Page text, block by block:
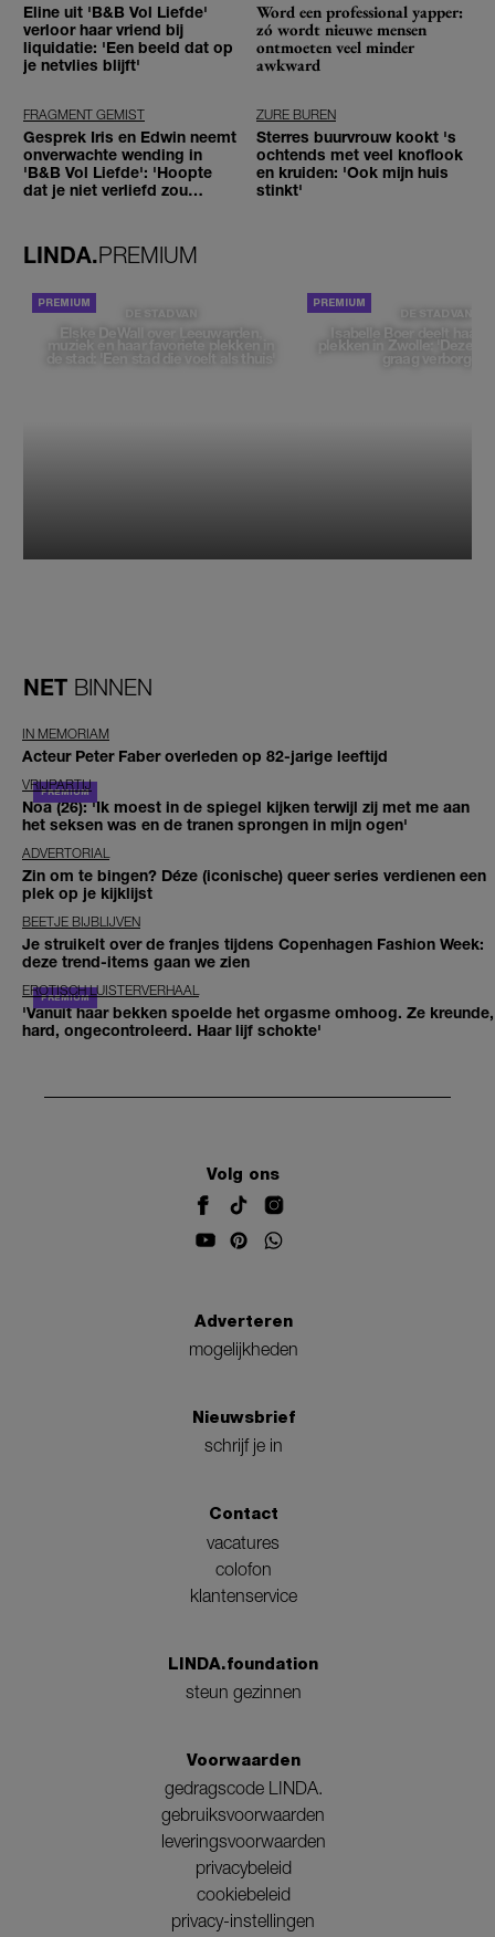
Eline uit 'B&B Vol Liefde'
verloor haar vriend bij
liquidatie: 'Een beeld dat op
je netvlies blijft'
Word een professional yapper:
zó wordt nieuwe mensen
ontmoeten veel minder
awkward
FRAGMENT GEMIST
Gesprek Iris en Edwin neemt
onverwachte wending in
'B&B Vol Liefde': 'Hoopte
dat je niet verliefd zou
ZURE BUREN
Sterres buurvrouw kookt 's
ochtends met veel knoflook
en kruiden: 'Ook mijn huis
stinkt'
LINDA.PREMIUM
DE STAD VAN
Elske DeWall over Leeuwarden,
muziek en haar favoriete plekken in
de stad: 'Een stad die voelt als thuis'
DE STAD VAN
Isabelle Boer deelt haar
plekken in Zwolle: 'Deze
graag verborgen'
NET BINNEN
IN MEMORIAM
Acteur Peter Faber overleden op 82-jarige leeftijd
VRIJPARTIJ
Noa (26): 'Ik moest in de spiegel kijken terwijl zij met me aan
het seksen was en de tranen sprongen in mijn ogen'
ADVERTORIAL
Zin om te bingen? Déze (iconische) queer series verdienen een
plek op je kijklijst
BEETJE BIJBLIJVEN
Je struikelt over de franjes tijdens Copenhagen Fashion Week:
deze trend-items gaan we zien
EROTISCH LUISTERVERHAAL
'Vanuit haar bekken spoelde het orgasme omhoog. Ze kreunde,
hard, ongecontroleerd. Haar lijf schokte'
Volg ons
Adverteren
mogelijkheden
Nieuwsbrief
schrijf je in
Contact
vacatures
colofon
klantenservice
LINDA.foundation
steun gezinnen
Voorwaarden
gedragscode LINDA.
gebruiksvoorwaarden
leveringsvoorwaarden
privacybeleid
cookiebeleid
privacy-instellingen